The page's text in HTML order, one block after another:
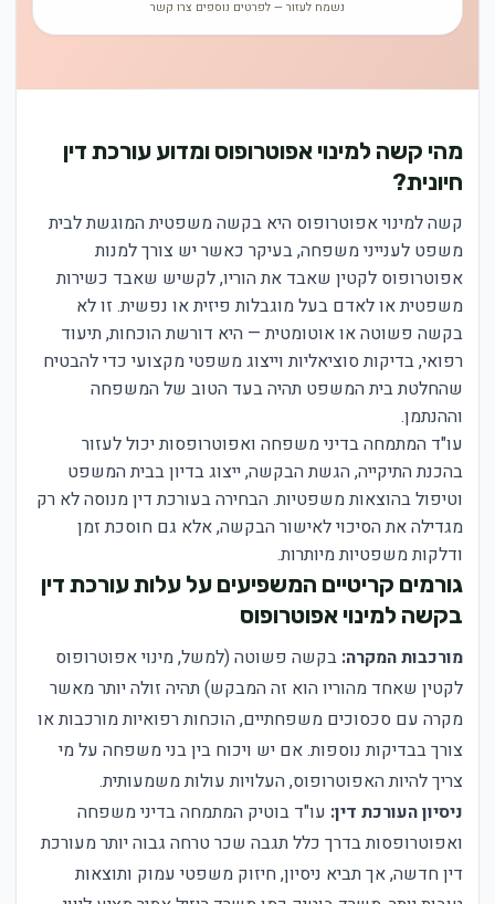
נשמח לעזור — לפרטים נוספים צרו קשר
מהי קשה למינוי אפוטרופוס ומדוע עורכת דין
חיונית?
קשה למינוי אפוטרופוס היא בקשה משפטית המוגשת לבית
משפט לענייני משפחה, בעיקר כאשר יש צורך למנות
אפוטרופוס לקטין שאבד את הוריו, לקשיש שאבד כשירות
משפטית או לאדם בעל מוגבלות פיזית או נפשית. זו לא
בקשה פשוטה או אוטומטית — היא דורשת הוכחות, תיעוד
רפואי, בדיקות סוציאליות וייצוג משפטי מקצועי כדי להבטיח
שהחלטת בית המשפט תהיה בעד הטוב של המשפחה
וההנתמן.
עו"ד המתמחה בדיני משפחה ואפוטרופסות יכול לעזור
בהכנת התיקייה, הגשת הבקשה, ייצוג בדיון בבית המשפט
וטיפול בהוצאות משפטיות. הבחירה בעורכת דין מנוסה לא רק
מגדילה את הסיכוי לאישור הבקשה, אלא גם חוסכת זמן
ודלקות משפטיות מיותרות.
גורמים קריטיים המשפיעים על עלות עורכת דין
בקשה למינוי אפוטרופוס
מורכבות המקרה: בקשה פשוטה (למשל, מינוי אפוטרופוס
לקטין שאחד מהוריו הוא זה המבקש) תהיה זולה יותר מאשר
מקרה עם סכסוכים משפחתיים, הוכחות רפואיות מורכבות או
צורך בבדיקות נוספות. אם יש ויכוח בין בני משפחה על מי
צריך להיות האפוטרופוס, העלויות עולות משמעותית.
ניסיון העורכת דין: עו"ד בוטיק המתמחה בדיני משפחה
ואפוטרופסות בדרך כלל תגבה שכר טרחה גבוה יותר מעורכת
דין חדשה, אך תביא ניסיון, חיזוק משפטי עמוק ותוצאות